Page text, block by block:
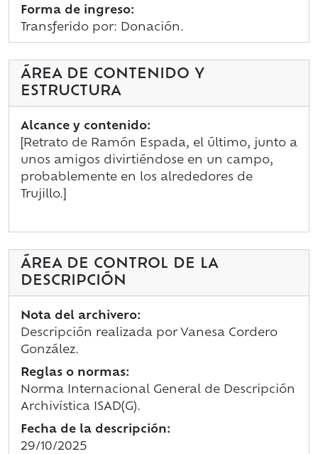
Forma de ingreso:
Transferido por: Donación.
ÁREA DE CONTENIDO Y
ESTRUCTURA
Alcance y contenido:
[Retrato de Ramón Espada, el último, junto a
unos amigos divirtiéndose en un campo,
probablemente en los alrededores de
Trujillo.]
ÁREA DE CONTROL DE LA
DESCRIPCIÓN
Nota del archivero:
Descripción realizada por Vanesa Cordero
González.
Reglas o normas:
Norma Internacional General de Descripción
Archivística ISAD(G).
Fecha de la descripción:
29/10/2025